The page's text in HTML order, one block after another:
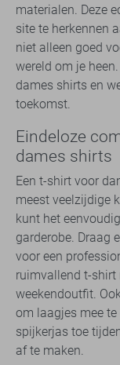
materialen. Deze
site te herkennen
niet alleen goed
wereld om je
dames shirts en
toekomst.
Eindeloze
dames shirts
Een t-shirt voor
meest veelzijdige
kunt het
garderobe. Draag
voor een
ruimvallend t-shirt
weekendoutfit.
om laagjes mee
spijkerjas toe
af te maken.